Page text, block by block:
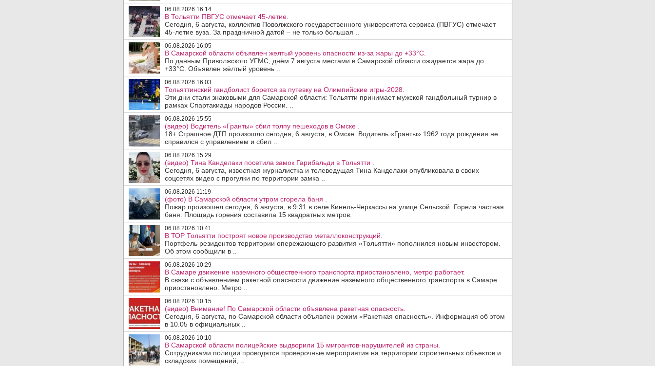
06.08.2026 16:14
В Тольятти ПВГУС отмечает 45-летие.
Сегодня, 6 августа, коллектив Поволжского государственного университета сервиса (ПВГУС) отмечает
45-летие вуза. За праздничной датой – не только большая ..
06.08.2026 16:05
В Самарской области объявлен желтый уровень опасности из-за жары до +33°C.
По данным Приволжского УГМС, днём 7 августа местами в Самарской области ожидается жара до
+33°C. Объявлен жёлтый уровень ..
06.08.2026 16:03
Тольяттинский гандболист борется за путевку на Олимпийские игры-2028.
Эти дни стали знаковыми для Самарской области: Тольятти принимает мужской гандбольный турнир в
рамках Спартакиады народов России. ..
06.08.2026 15:55
(видео) Водитель «Гранты» сбил толпу пешеходов в Омске .
18+ Страшное ДТП произошло сегодня, 6 августа, в Омске. Водитель «Гранты» 1962 года рождения не
справился с управлением и сбил ..
06.08.2026 15:29
(видео) Тина Канделаки посетила замок Гарибальди в Тольятти .
Сегодня, 6 августа, известная журналистка и телеведущая Тина Канделаки опубликовала в своих
соцсетях видео с прогулки по территории замка ..
06.08.2026 11:19
(фото) В Самарской области утром сгорела баня .
Пожар произошел сегодня, 6 августа, в 9:31 в селе Кинель-Черкассы на улице Сельской. Горела частная
баня. Площадь горения составила 15 квадратных метров.
06.08.2026 10:41
В ТОР Тольятти построят новое производство металлоконструкций.
Портфель резидентов территории опережающего развития «Тольятти» пополнился новым инвестором.
Об этом сообщили в ..
06.08.2026 10:29
В Самаре движение наземного общественного транспорта приостановлено, метро работает.
В связи с объявлением ракетной опасности движение наземного общественного транспорта в Самаре
приостановлено. Метро ..
06.08.2026 10:15
(видео) Внимание! По Самарской области объявлена ракетная опасность.
Сегодня, 6 августа, по Самарской области объявлен режим «Ракетная опасность». Информация об этом
в 10.05 в официальных ..
06.08.2026 10:10
В Самарской области полицейские выдворили 15 мигрантов-нарушителей из страны.
Сотрудниками полиции проводятся проверочные мероприятия на территории строительных объектов и
складских помещений, ..